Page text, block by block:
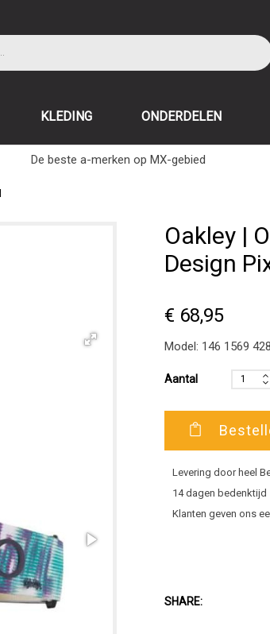
KLEDING ONDERDELEN
De beste a-merken op MX-gebied
Oakley |
Design
€ 68,95
Model: 146 1569 428
Aantal
Levering door heel
14 dagen bedenktijd
Klanten geven ons
SHARE: